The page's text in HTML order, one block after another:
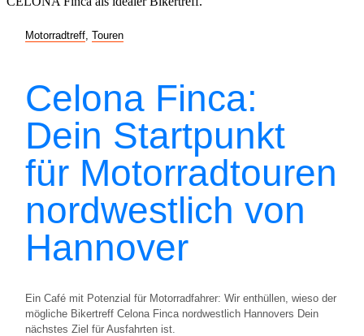
Motorradtreff Touren
Celona Finca:
Dein Startpunkt
für Motorradtouren
nordwestlich von
Hannover
Ein Café mit Potenzial für Motorradfahrer: Wir enthüllen, wieso der
mögliche Bikertreff Celona Finca nordwestlich Hannovers Dein
nächstes Ziel für Ausfahrten ist.